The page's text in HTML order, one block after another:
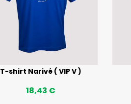
T-shirt Narivé ( VIP V )
18,43 €